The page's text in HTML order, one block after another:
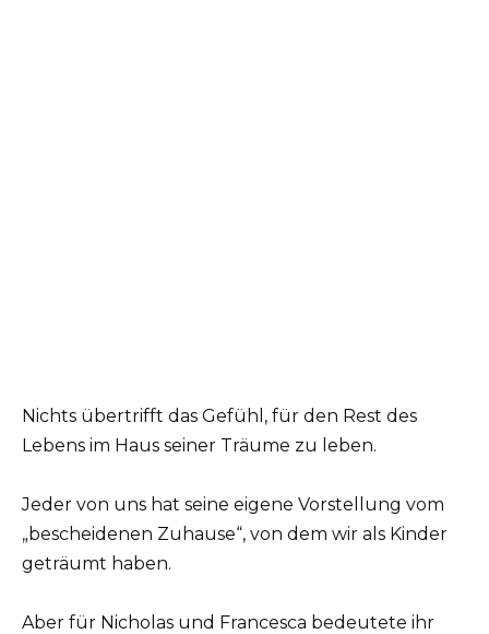
Nichts übertrifft das Gefühl, für den Rest des
Lebens im Haus seiner Träume zu leben.
Jeder von uns hat seine eigene Vorstellung vom
„bescheidenen Zuhause“, von dem wir als Kinder
geträumt haben.
Aber für Nicholas und Francesca bedeutete ihr